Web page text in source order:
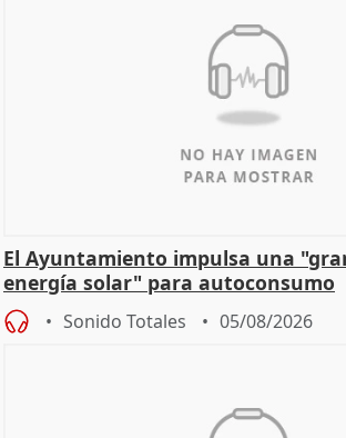
El Ayuntamiento impulsa una
energía solar" para autoconsumo
Sonido Totales 05/08/2026